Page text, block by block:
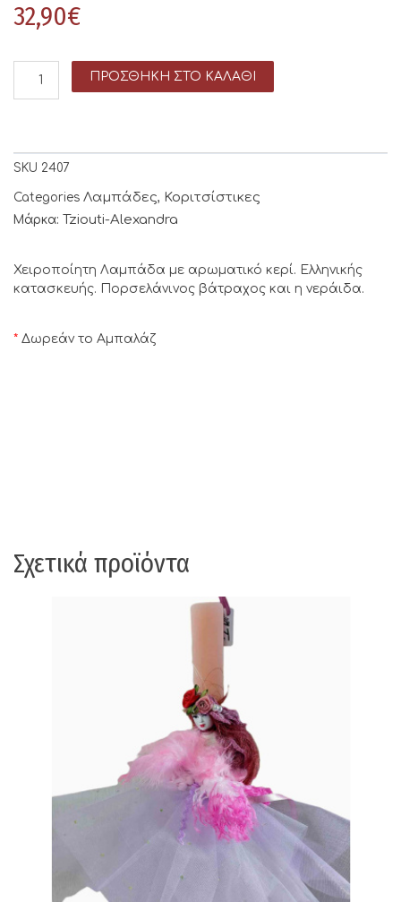
32,90€
ΠΡΟΣΘΉΚΗ ΣΤΟ ΚΑΛΆΘΙ
SKU 2407
Categories Λαμπάδες, Κοριτσίστικες
Μάρκα: Tziouti-Alexandra
Χειροποίητη Λαμπάδα με αρωματικό κερί. Ελληνικής
κατασκευής. Πορσελάνινος βάτραχος και η νεράιδα.
* Δωρεάν το Αμπαλάζ
Σχετικά προϊόντα